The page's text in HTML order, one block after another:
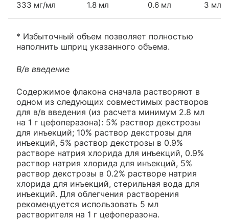
333 мг/мл 1.8 мл 0.6 мл 3 мл
* Избыточный объем позволяет полностью
наполнить шприц указанного объема.
В/в введение
Содержимое флакона сначала растворяют в
одном из следующих совместимых растворов
для в/в введения (из расчета минимум 2.8 мл
на 1 г цефоперазона): 5% раствор декстрозы
для инъекций; 10% раствор декстрозы для
инъекций, 5% раствор декстрозы в 0.9%
растворе натрия хлорида для инъекций, 0.9%
раствор натрия хлорида для инъекций, 5%
раствор декстрозы в 0.2% растворе натрия
хлорида для инъекций, стерильная вода для
инъекций. Для облегчения растворения
рекомендуется использовать 5 мл
растворителя на 1 г цефоперазона.